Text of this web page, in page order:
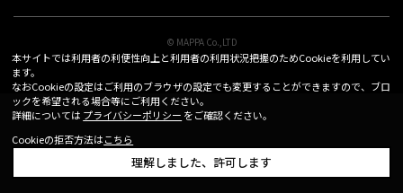
© MAPPA Co.,LTD
本サイトでは利用者の利便性向上と利用者の利用状況把握のためCookieを利用してい
ます。
なおCookieの設定はご利用のブラウザの設定でも変更することができますので、ブロ
ックを希望される場合等にご利用ください。
詳細については プライバシーポリシー をご確認ください。
Cookieの拒否方法はこちら
理解しました、許可します